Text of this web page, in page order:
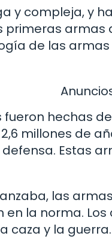
y compleja, y
primeras
de las
hechas
millones de
Estas
las
la norma.
caza y la